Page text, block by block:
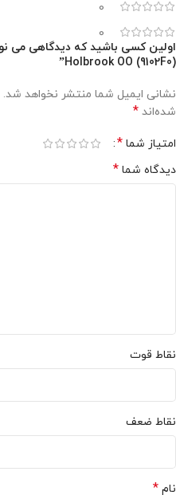
0
0
Holbrook OO (9102F0)”
نشانی ایمیل شما منتشر نخواهد شد.
شده‌اند *
امتیاز شما *
دیدگاه شما *
نقاط قوت
نقاط ضعف
نام *